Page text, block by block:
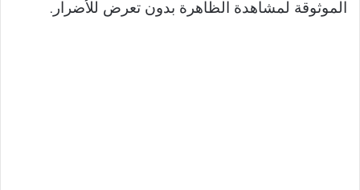
الموثوقة لمشاهدة الظاهرة بدون تعرض للأضرار.